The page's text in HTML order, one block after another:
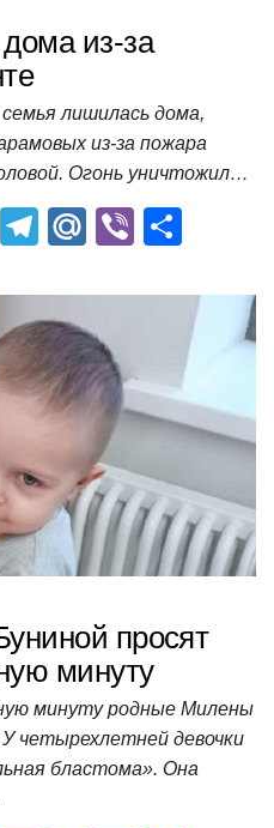
из-за
лишилась дома,
из-за пожара
Огонь уничтожил…
O
T
e
gr
a
m
M
.R
u
Vi
er п
р
а
в
т
ь
просят
минуту
минуту родные Милены
четырехлетней девочки
бластома». Она